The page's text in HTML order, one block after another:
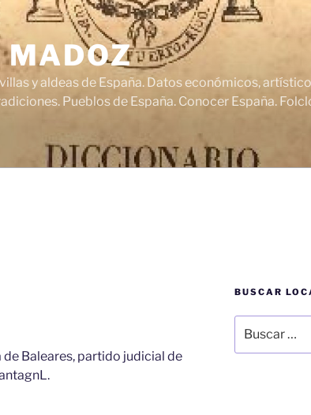
MADOZ
y aldeas de España. Datos económicos,
Pueblos de España. Conocer España.
Baleares, partido judicial de
BUSCAR
por: